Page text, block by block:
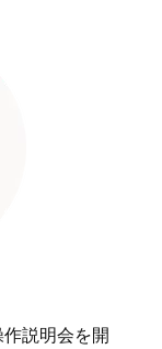
説明会を開